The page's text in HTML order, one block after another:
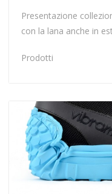
Presentazione
con la lana anche in
Prodotti